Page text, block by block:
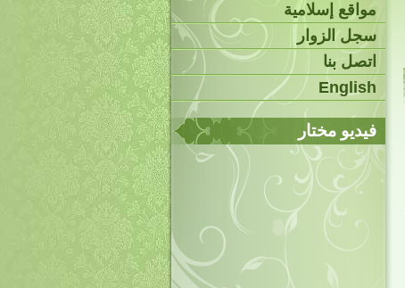
مواقع إسلامية
سجل الزوار
اتصل بنا
English
فيديو مختار